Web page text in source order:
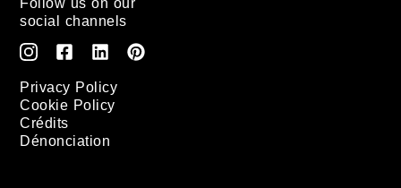
social channels
Privacy Policy
Cookie Policy
Crédits
Dénonciation